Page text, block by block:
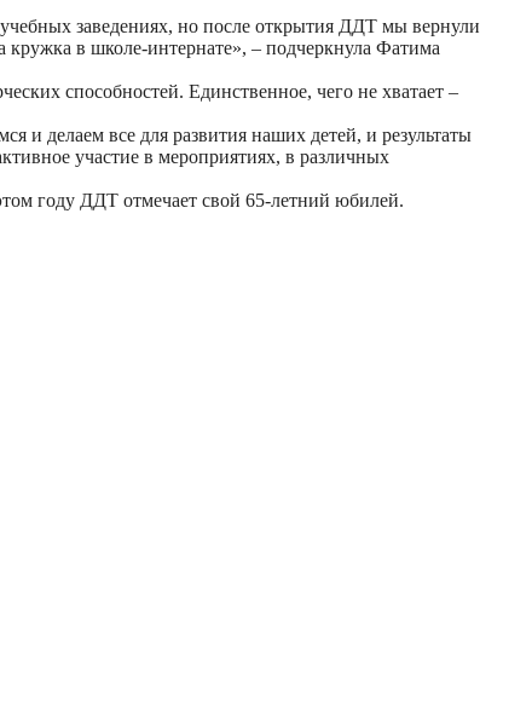
заведениях, но после открытия ДДТ мы вернули
в школе-интернате», – подчеркнула Фатима
способностей. Единственное, чего не хватает –
и делаем все для развития наших детей, и результаты
участие в мероприятиях, в различных
году ДДТ отмечает свой 65-летний юбилей.